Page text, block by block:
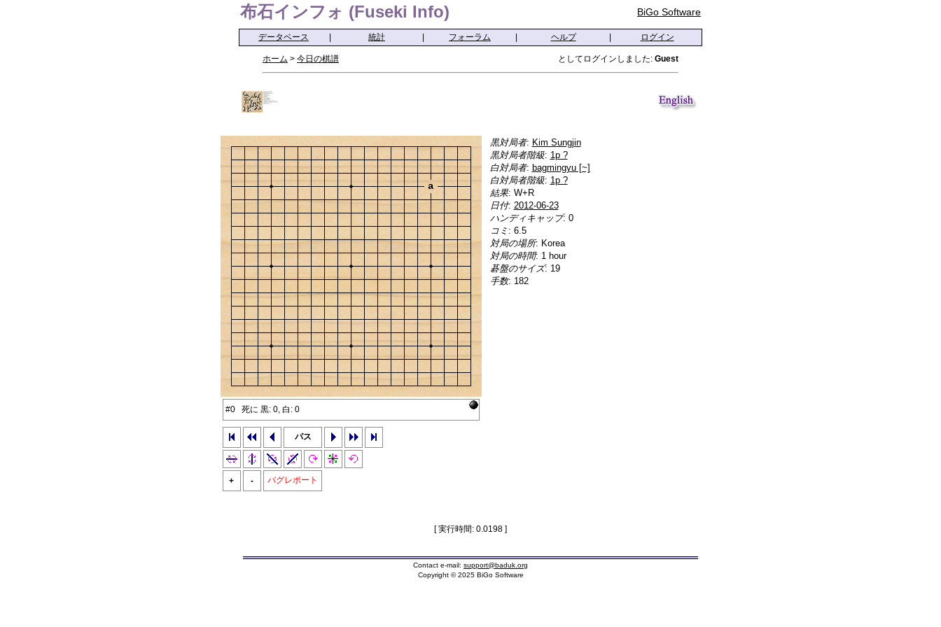
布石インフォ (Fuseki Info) BiGo Software
データベース 統計 フォーラム ヘルプ ログイン
ホーム > 今日の棋譜 としてログインしました: Guest
a
#0 死に 黒: 0, 白: 0
パス
+ - バグレポート
黒対局者: Kim Sungjin
黒対局者階級: 1p ?
白対局者: bagmingyu [~]
白対局者階級: 1p ?
結果: W+R
日付: 2012-06-23
ハンディキャップ: 0
コミ : 6.5
対局の場所: Korea
対局の時間: 1 hour
碁盤のサイズ: 19
手数: 182
[ 実行時間: 0.0198 ]
Contact e-mail: support@baduk.org
Copyright © 2025 BiGo Software